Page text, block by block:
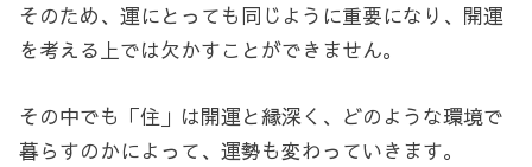
そのため、運にとっても同じように重要になり、開運
を考える上では欠かすことができません。
その中でも「住」は開運と縁深く、どのような環境で
暮らすのかによって、運勢も変わっていきます。